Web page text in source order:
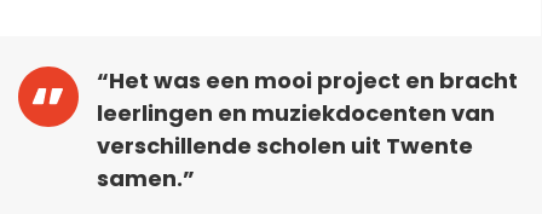
“Het was een mooi project en bracht
leerlingen en muziekdocenten van
verschillende scholen uit Twente
samen.”